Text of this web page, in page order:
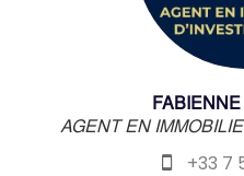
AGENT EN
+33 7